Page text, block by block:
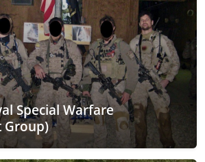
Special Warfare
Group)